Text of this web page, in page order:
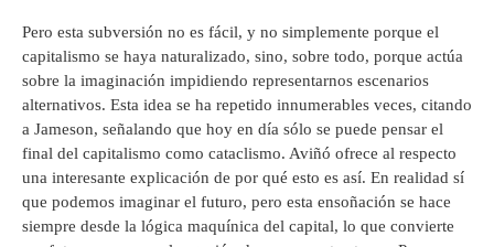
Pero esta subversión no es fácil, y no simplemente porque el
capitalismo se haya naturalizado, sino, sobre todo, porque actúa
sobre la imaginación impidiendo representarnos escenarios
alternativos. Esta idea se ha repetido innumerables veces, citando
a Jameson, señalando que hoy en día sólo se puede pensar el
final del capitalismo como cataclismo. Aviñó ofrece al respecto
una interesante explicación de por qué esto es así. En realidad sí
que podemos imaginar el futuro, pero esta ensoñación se hace
siempre desde la lógica maquínica del capital, lo que convierte